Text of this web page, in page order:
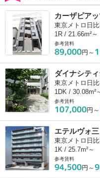
カーザピア
東京メトロ日比
1R / 21.66m²～
参考賃料
89,000円～
ダイナシテ
東京メトロ日比
1DK / 30.08m²
参考賃料
107,000円～
エテルヴォ
東京メトロ日比
1K / 25.7m²～
参考賃料
94,500円～